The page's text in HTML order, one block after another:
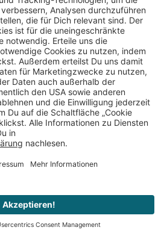
Mitglied im:
AGB Widerrufsbelehrung
widerrufen
Alle Rechte vorbehalten.